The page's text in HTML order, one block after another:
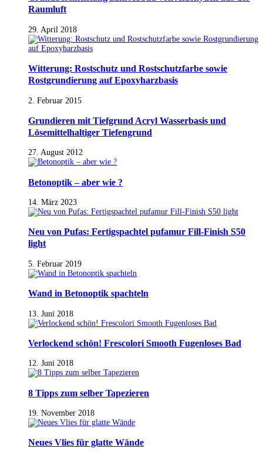
Raumluft
29. April 2018
Witterung: Rostschutz und Rostschutzfarbe sowie
Rostgrundierung auf Epoxyharzbasis
2. Februar 2015
Grundieren mit Tiefgrund Acryl Wasserbasis und
Lösemittelhaltiger Tiefengrund
27. August 2012
Betonoptik – aber wie ?
14. März 2023
Neu von Pufas: Fertigspachtel pufamur Fill-Finish S50
light
5. Februar 2019
Wand in Betonoptik spachteln
13. Juni 2018
Verlockend schön! Frescolori Smooth Fugenloses Bad
12. Juni 2018
8 Tipps zum selber Tapezieren
19. November 2018
Neues Vlies für glatte Wände